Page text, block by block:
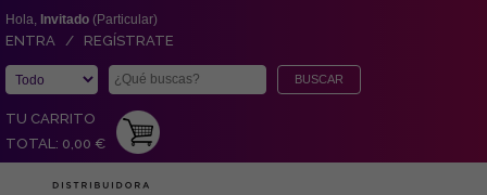
Hola, Invitado (Particular)
ENTRA / REGÍSTRATE
TU CARRITO
TOTAL: 0,00 €